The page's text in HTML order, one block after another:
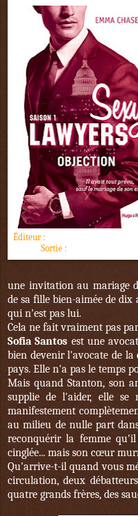
Éditeur :
Sortie :
une invitation au mariage
de sa fille bien-aimée de dix
qui n'est pas lui.
Cela ne fait vraiment pas
Sofia Santos est une
bien devenir l'avocate de la
pays. Elle n'a pas le temps
Mais quand Stanton, son
supplie de l'aider, elle se
manifestement
au milieu de nulle part
reconquérir la femme
cinglée... mais son cœur
Qu'arrive-t-il quand vous
circulation, deux
quatre grands frères, des